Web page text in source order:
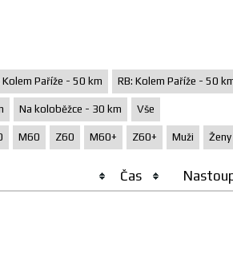
Kolem Paříže - 50 km RB: Kolem Paříže - 50
Na koloběžce - 30 km Vše
M60 Z60 M60+ Z60+ Muži Ženy
Čas